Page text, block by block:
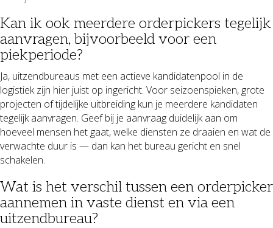
Kan ik ook meerdere orderpickers tegelijk
aanvragen, bijvoorbeeld voor een
piekperiode?
Ja, uitzendbureaus met een actieve kandidatenpool in de
logistiek zijn hier juist op ingericht. Voor seizoenspieken, grote
projecten of tijdelijke uitbreiding kun je meerdere kandidaten
tegelijk aanvragen. Geef bij je aanvraag duidelijk aan om
hoeveel mensen het gaat, welke diensten ze draaien en wat de
verwachte duur is — dan kan het bureau gericht en snel
schakelen.
Wat is het verschil tussen een orderpicker
aannemen in vaste dienst en via een
uitzendbureau?